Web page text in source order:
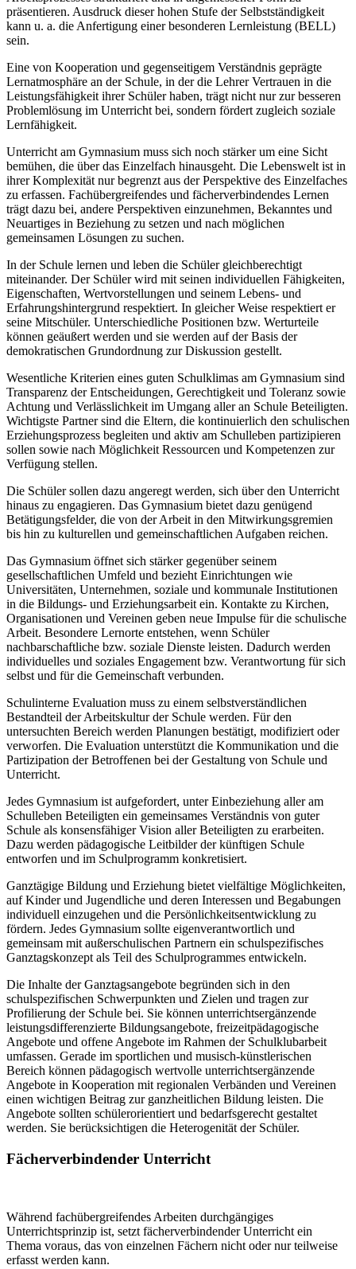
präsentieren. Ausdruck dieser hohen Stufe der Selbstständigkeit
kann u. a. die Anfertigung einer besonderen Lernleistung (BELL)
sein.
Eine von Kooperation und gegenseitigem Verständnis geprägte
Lernatmosphäre an der Schule, in der die Lehrer Vertrauen in die
Leistungsfähigkeit ihrer Schüler haben, trägt nicht nur zur besseren
Problemlösung im Unterricht bei, sondern fördert zugleich soziale
Lernfähigkeit.
Unterricht am Gymnasium muss sich noch stärker um eine Sicht
bemühen, die über das Einzelfach hinausgeht. Die Lebenswelt ist in
ihrer Komplexität nur begrenzt aus der Perspektive des Einzelfaches
zu erfassen. Fachübergreifendes und fächerverbindendes Lernen
trägt dazu bei, andere Perspektiven einzunehmen, Bekanntes und
Neuartiges in Beziehung zu setzen und nach möglichen
gemeinsamen Lösungen zu suchen.
In der Schule lernen und leben die Schüler gleichberechtigt
miteinander. Der Schüler wird mit seinen individuellen Fähigkeiten,
Eigenschaften, Wertvorstellungen und seinem Lebens- und
Erfahrungshintergrund respektiert. In gleicher Weise respektiert er
seine Mitschüler. Unterschiedliche Positionen bzw. Werturteile
können geäußert werden und sie werden auf der Basis der
demokratischen Grundordnung zur Diskussion gestellt.
Wesentliche Kriterien eines guten Schulklimas am Gymnasium sind
Transparenz der Entscheidungen, Gerechtigkeit und Toleranz sowie
Achtung und Verlässlichkeit im Umgang aller an Schule Beteiligten.
Wichtigste Partner sind die Eltern, die kontinuierlich den schulischen
Erziehungsprozess begleiten und aktiv am Schulleben partizipieren
sollen sowie nach Möglichkeit Ressourcen und Kompetenzen zur
Verfügung stellen.
Die Schüler sollen dazu angeregt werden, sich über den Unterricht
hinaus zu engagieren. Das Gymnasium bietet dazu genügend
Betätigungsfelder, die von der Arbeit in den Mitwirkungsgremien
bis hin zu kulturellen und gemeinschaftlichen Aufgaben reichen.
Das Gymnasium öffnet sich stärker gegenüber seinem
gesellschaftlichen Umfeld und bezieht Einrichtungen wie
Universitäten, Unternehmen, soziale und kommunale Institutionen
in die Bildungs- und Erziehungsarbeit ein. Kontakte zu Kirchen,
Organisationen und Vereinen geben neue Impulse für die schulische
Arbeit. Besondere Lernorte entstehen, wenn Schüler
nachbarschaftliche bzw. soziale Dienste leisten. Dadurch werden
individuelles und soziales Engagement bzw. Verantwortung für sich
selbst und für die Gemeinschaft verbunden.
Schulinterne Evaluation muss zu einem selbstverständlichen
Bestandteil der Arbeitskultur der Schule werden. Für den
untersuchten Bereich werden Planungen bestätigt, modifiziert oder
verworfen. Die Evaluation unterstützt die Kommunikation und die
Partizipation der Betroffenen bei der Gestaltung von Schule und
Unterricht.
Jedes Gymnasium ist aufgefordert, unter Einbeziehung aller am
Schulleben Beteiligten ein gemeinsames Verständnis von guter
Schule als konsensfähiger Vision aller Beteiligten zu erarbeiten.
Dazu werden pädagogische Leitbilder der künftigen Schule
entworfen und im Schulprogramm konkretisiert.
Ganztägige Bildung und Erziehung bietet vielfältige Möglichkeiten,
auf Kinder und Jugendliche und deren Interessen und Begabungen
individuell einzugehen und die Persönlichkeitsentwicklung zu
fördern. Jedes Gymnasium sollte eigenverantwortlich und
gemeinsam mit außerschulischen Partnern ein schulspezifisches
Ganztagskonzept als Teil des Schulprogrammes entwickeln.
Die Inhalte der Ganztagsangebote begründen sich in den
schulspezifischen Schwerpunkten und Zielen und tragen zur
Profilierung der Schule bei. Sie können unterrichtsergänzende
leistungsdifferenzierte Bildungsangebote, freizeitpädagogische
Angebote und offene Angebote im Rahmen der Schulklubarbeit
umfassen. Gerade im sportlichen und musisch-künstlerischen
Bereich können pädagogisch wertvolle unterrichtsergänzende
Angebote in Kooperation mit regionalen Verbänden und Vereinen
einen wichtigen Beitrag zur ganzheitlichen Bildung leisten. Die
Angebote sollten schülerorientiert und bedarfsgerecht gestaltet
werden. Sie berücksichtigen die Heterogenität der Schüler.
Fächerverbindender Unterricht
Während fachübergreifendes Arbeiten durchgängiges
Unterrichtsprinzip ist, setzt fächerverbindender Unterricht ein
Thema voraus, das von einzelnen Fächern nicht oder nur teilweise
erfasst werden kann.